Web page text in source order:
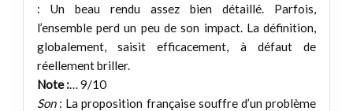
: Un beau rendu assez bien détaillé. Parfois,
l’ensemble perd un peu de son impact. La définition,
globalement, saisit efficacement, à défaut de
réellement briller.
Note :… 9/10
Son: La proposition française souffre d’un problème